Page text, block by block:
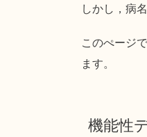
しかし，病
このぺージ
ます。
機能性